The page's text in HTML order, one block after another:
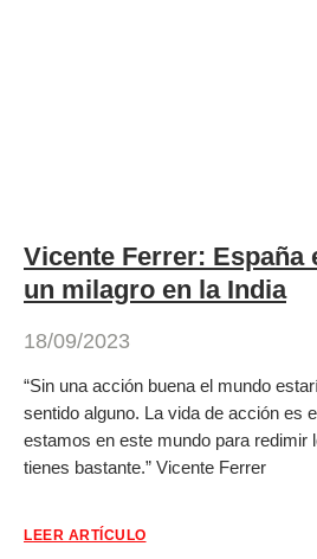
Vicente Ferrer: España
un milagro en la India
18/09/2023
“Sin una acción buena el mundo
sentido alguno. La vida de acción es
estamos en este mundo para redimir
tienes bastante.” Vicente Ferrer
LEER ARTÍCULO